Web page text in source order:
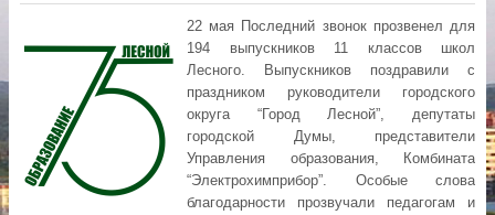
22 мая Последний звонок прозвенел для
194 выпускников 11 классов школ
Лесного. Выпускников поздравили с
праздником руководители городского
округа “Город Лесной”, депутаты
городской Думы, представители
Управления образования, Комбината
“Электрохимприбор”. Особые слова
благодарности прозвучали педагогам и